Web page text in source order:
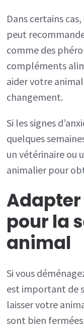
Dans certains cas,
peut
comme des
compléments
aider votre
changement.
Si les signes
quelques
un vétérinaire ou
animalier pour
pour la
animal
Si vous
est important de
laisser votre
sont bien fermées